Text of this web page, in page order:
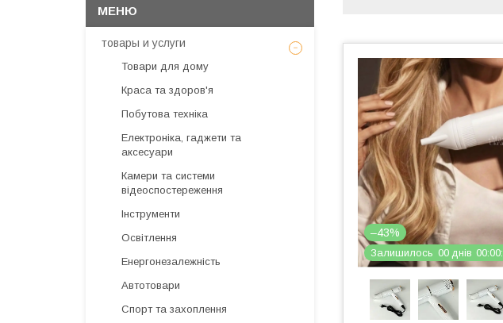
–43%
Залишилось 00 днів 00 00
товары и услуги
Товари для дому
Краса та здоров'я
Побутова техніка
Електроніка, гаджети та
аксесуари
Камери та системи
відеоспостереження
Інструменти
Освітлення
Енергонезалежність
Автотовари
Спорт та захоплення